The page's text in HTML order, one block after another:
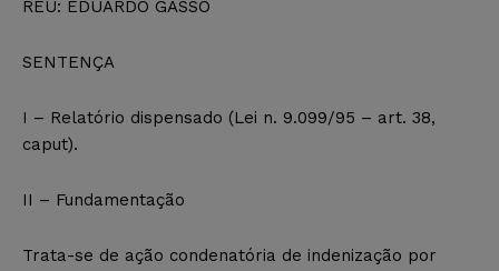
RÉU: EDUARDO GASSO
SENTENÇA
I – Relatório dispensado (Lei n. 9.099/95 – art. 38,
caput).
II – Fundamentação
Trata-se de ação condenatória de indenização por